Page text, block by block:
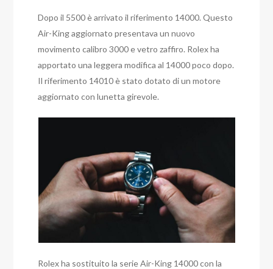
Dopo il 5500 è arrivato il riferimento 14000. Questo
Air-King aggiornato presentava un nuovo
movimento calibro 3000 e vetro zaffiro. Rolex ha
apportato una leggera modifica al 14000 poco dopo.
Il riferimento 14010 è stato dotato di un motore
aggiornato con lunetta girevole.
Rolex ha sostituito la serie Air-King 14000 con la